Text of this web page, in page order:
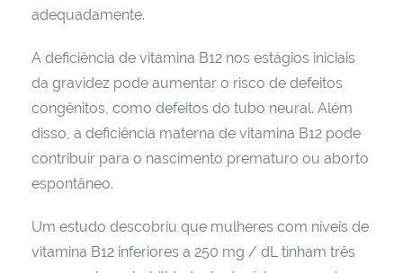
adequadamente.
A deficiência de vitamina B12 nos estágios iniciais
da gravidez pode aumentar o risco de defeitos
congênitos, como defeitos do tubo neural. Além
disso, a deficiência materna de vitamina B12 pode
contribuir para o nascimento prematuro ou aborto
espontâneo.
Um estudo descobriu que mulheres com níveis de
vitamina B12 inferiores a 250 mg / dL tinham três